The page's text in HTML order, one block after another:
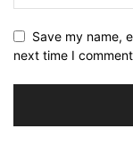
Save my name,
next time I